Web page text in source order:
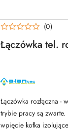
Łączówka tel.
(0)
NAZWA
PRODUCENTA:
Łączówka rozłączna -
trybie pracy są
wpięcie kołka